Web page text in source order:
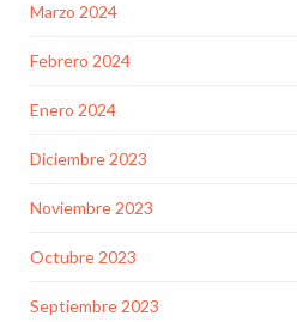
Marzo 2024
Febrero 2024
Enero 2024
Diciembre 2023
Noviembre 2023
Octubre 2023
Septiembre 2023